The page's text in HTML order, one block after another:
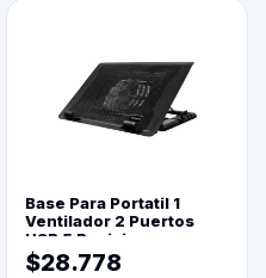
Base Para Portatil 1
Ventilador 2 Puertos
USB 5 Posiciones
$28.778